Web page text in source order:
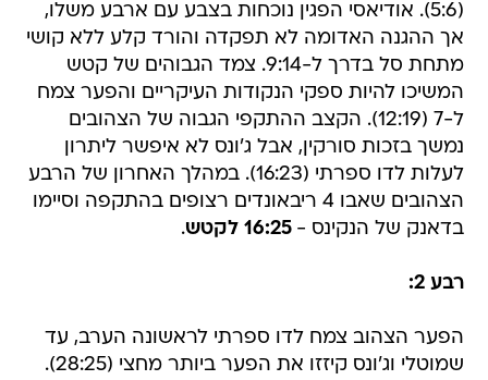
(5:6). אודיאסי הפגין נוכחות בצבע עם ארבע משלו,
אך ההגנה האדומה לא תפקדה והורד קלע ללא קושי
מתחת סל בדרך ל-9:14. צמד הגבוהים של קטש
המשיכו להיות ספקי הנקודות העיקריים והפער צמח
ל-7 (12:19). הקצב ההתקפי הגבוה של הצהובים
נמשך בזכות סורקין, אבל ג'ונס לא איפשר ליתרון
לעלות לדו ספרתי (16:23). במהלך האחרון של הרבע
הצהובים שאבו 4 ריבאונדים רצופים בהתקפה וסיימו
בדאנק של הנקינס -16:25 לקטש .
רבע 2:
הפער הצהוב צמח לדו ספרתי לראשונה הערב, עד
שמוטלי וג'ונס קיזזו את הפער ביותר מחצי (28:25).